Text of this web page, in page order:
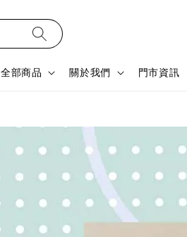
全部商品 關於我們 門市資訊